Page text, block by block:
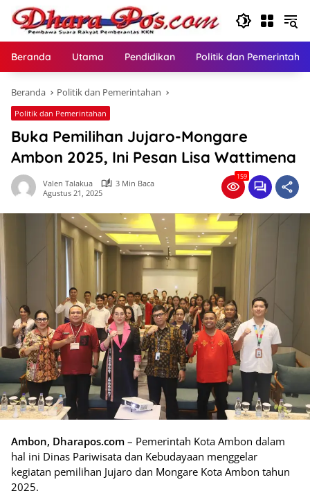
Langsung
konten
Beranda Utama Pendidikan Politik dan
Beranda Politik dan Pemerintahan
Politik dan Pemerintahan
Buka Pemilihan Jujaro-Mongare
Ambon 2025, Ini Pesan Lisa Wattimena
Valen Talakua
3 Min Baca
Agustus 21, 2025
159
Ambon, Dharapos.com – Pemerintah Kota Ambon dalam
hal ini Dinas Pariwisata dan Kebudayaan menggelar
kegiatan pemilihan Jujaro dan Mongare Kota Ambon tahun
2025.